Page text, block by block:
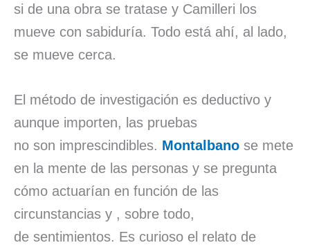
si de una obra se tratase y Camilleri los
mueve con sabiduría. Todo está ahí, al lado,
se mueve cerca.
El método de investigación es deductivo y
aunque importen, las pruebas
no son imprescindibles. Montalbano se mete
en la mente de las personas y se pregunta
cómo actuarían en función de las
circunstancias y , sobre todo,
de sentimientos. Es curioso el relato de